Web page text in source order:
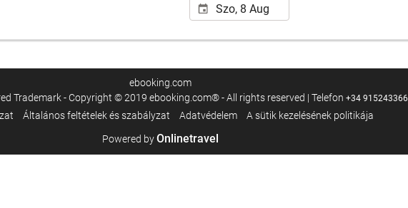
ebooking.com
Trademark - Copyright © 2019 ebooking.com® - All rights reserved | Telefon +34 915243366
Általános feltételek és szabályzat Adatvédelem A sütik kezelésének politikája
Powered byOnlinetravel